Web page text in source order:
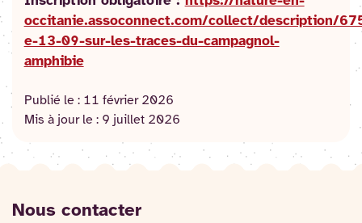
occitanie.assoconnect.com/collect/description/
e-13-09-sur-les-traces-du-campagnol-
amphibie
Publié le : 11 février 2026
Mis à jour le : 9 juillet 2026
Nous contacter